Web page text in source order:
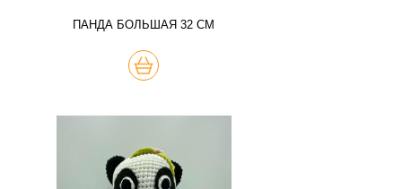
ПАНДА БОЛЬШАЯ 32 СМ
КУПИТЬ